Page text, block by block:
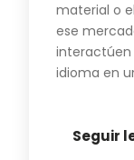
material o
ese
interactúen
idioma en
Seguir